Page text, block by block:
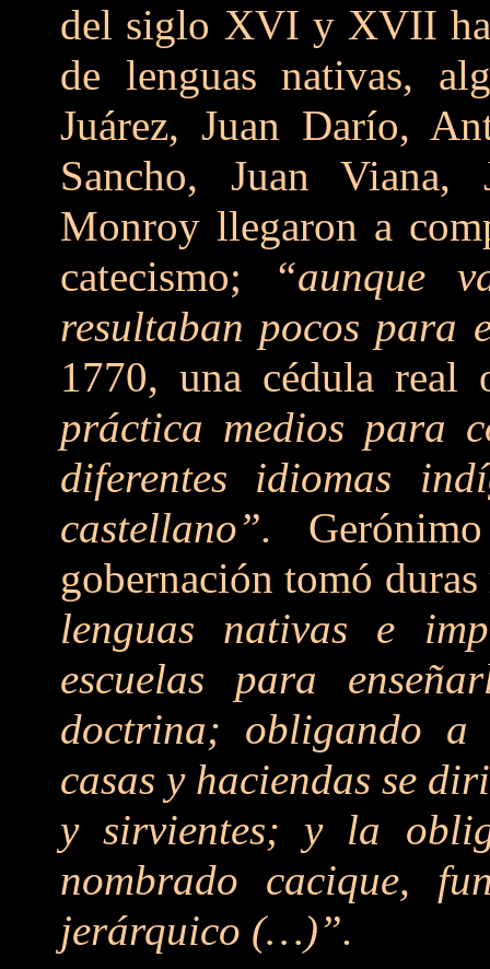
del siglo XVI y XVII
de lenguas nativas,
Juárez, Juan Darío,
Sancho, Juan
Monroy llegaron a
catecismo;
“aunque
resultaban pocos para
1770, una cédula real
práctica medios para
diferentes idiomas
castellano”.
gobernación tomó
lenguas nativas e
escuelas para
doctrina; obligando a
casas y haciendas se
y sirvientes; y la
nombrado cacique,
jerárquico (…)”.